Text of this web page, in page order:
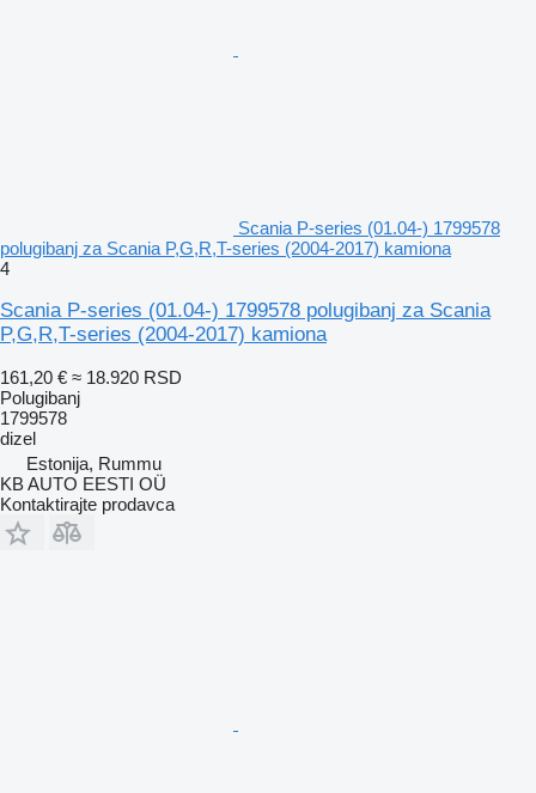
Scania P-series (01.04-) 1799578
polugibanj za Scania P,G,R,T-series (2004-2017) kamiona
4
Scania P-series (01.04-) 1799578 polugibanj za Scania
P,G,R,T-series (2004-2017) kamiona
161,20 € ≈ 18.920 RSD
Polugibanj
1799578
dizel
Estonija, Rummu
KB AUTO EESTI OÜ
Kontaktirajte prodavca